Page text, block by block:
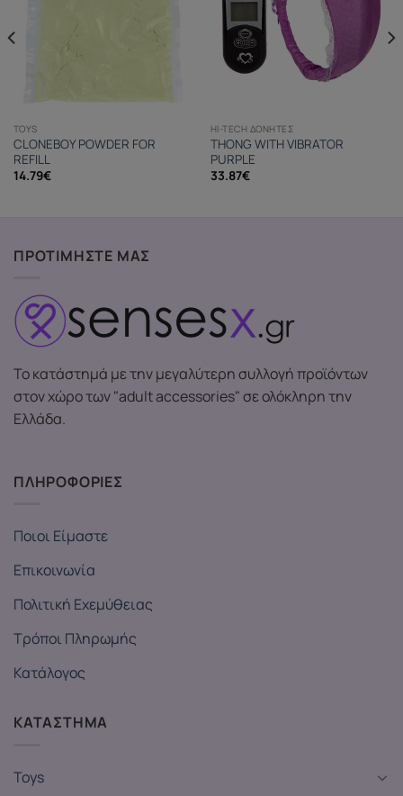
TOYS
CLONEBOY POWDER FOR
REFILL
14.79€
HI-TECH ΔΟΝΗΤΈΣ
THONG WITH VIBRATOR
PURPLE
33.87€
ΠΡΟΤΙΜΗΣΤΕ ΜΑΣ
Το κατάστημά με την μεγαλύτερη συλλογή προϊόντων
στον χώρο των "adult accessories" σε ολόκληρη την
Ελλάδα.
ΠΛΗΡΟΦΟΡΙΕΣ
Ποιοι Είμαστε
Επικοινωνία
Πολιτική Εχεμύθειας
Τρόποι Πληρωμής
Κατάλογος
ΚΑΤΑΣΤΗΜΑ
Toys